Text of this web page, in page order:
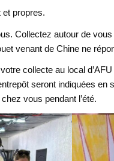
et propres.
Collectez autour de
venant de Chine ne
collecte au local
seront indiquées
vous pendant l’été.